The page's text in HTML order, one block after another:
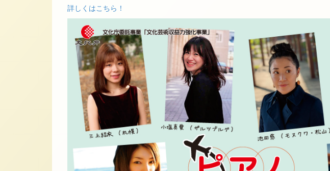
詳しくはこちら！